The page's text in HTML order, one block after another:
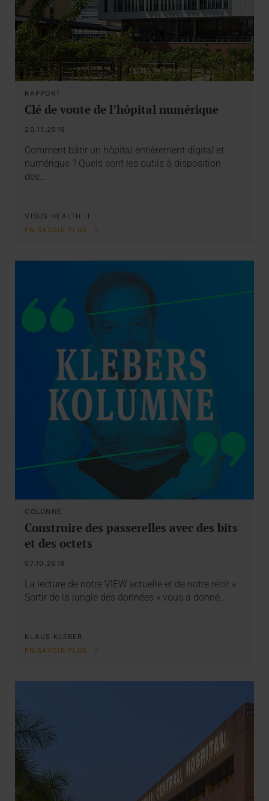
RAPPORT
Clé de voute de l’hôpital numérique
20.11.2019
Comment bâtir un hôpital entièrement digital et
numérique ? Quels sont les outils à disposition
des…
VISUS HEALTH IT
EN SAVOIR PLUS
COLONNE
Construire des passerelles avec des bits
et des octets
07.10.2019
La lecture de notre VIEW actuelle et de notre récit «
Sortir de la jungle des données » vous a donné…
KLAUS KLEBER
EN SAVOIR PLUS